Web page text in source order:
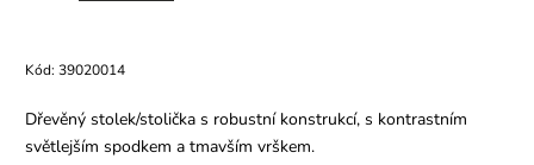
Kód: 39020014
Dřevěný stolek/stolička s robustní konstrukcí, s kontrastním
světlejším spodkem a tmavším vrškem.